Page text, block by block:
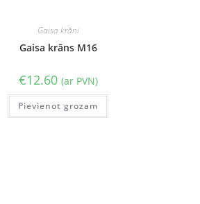
Gaisa krāni
Gaisa krāns M16
€12.60 (ar PVN)
Pievienot grozam